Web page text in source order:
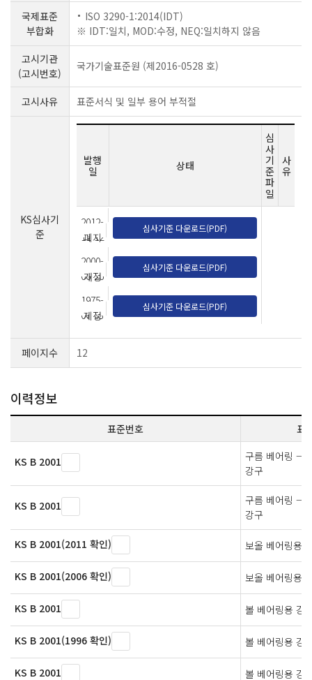
국제표준
부합화
ISO 3290-1:2014(IDT)
※ IDT:일치, MOD:수정, NEQ:일치하지 않음
고시기관
(고시번호)
국가기술표준원 (제2016-0528 호)
고시사유 표준서식 및 일부 용어 부적절
KS심사기
준
발행
일
상태
심
사
기
준
파
일
사
유
2012-
11-12
폐지
심사기준 다운로드(PDF)
2000-
06-26
개정
심사기준 다운로드(PDF)
1975-
07-03
제정
심사기준 다운로드(PDF)
페이지수 12
이력정보
표준번호 표
KS B 2001
구름 베어링 —
강구
KS B 2001
구름 베어링 —
강구
KS B 2001(2011 확인) 보올 베어링용
KS B 2001(2006 확인) 보올 베어링용
KS B 2001 볼 베어링용 강
KS B 2001(1996 확인) 볼 베어링용 강
KS B 2001 볼 베어링용 강